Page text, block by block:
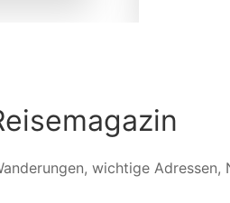
wichtige